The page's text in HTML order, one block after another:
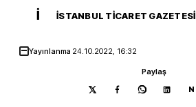
İ İSTANBUL TICARET GAZETESI
Yayınlanma 24.10.2022, 16:32
Paylaş
N